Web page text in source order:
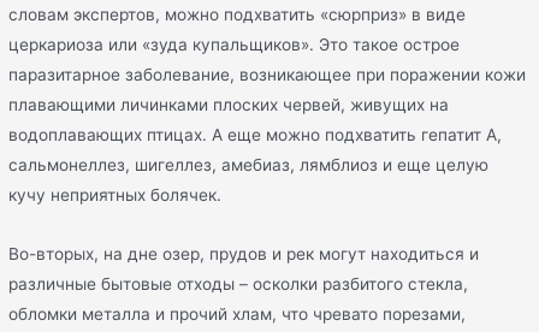
словам экспертов, можно подхватить «сюрприз» в виде
церкариоза или «зуда купальщиков». Это такое острое
паразитарное заболевание, возникающее при поражении кожи
плавающими личинками плоских червей, живущих на
водоплавающих птицах. А еще можно подхватить гепатит А,
сальмонеллез, шигеллез, амебиаз, лямблиоз и еще целую
кучу неприятных болячек.
Во-вторых, на дне озер, прудов и рек могут находиться и
различные бытовые отходы – осколки разбитого стекла,
обломки металла и прочий хлам, что чревато порезами,